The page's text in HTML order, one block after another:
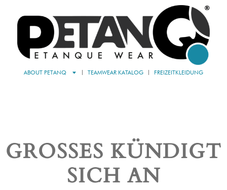
ABOUT PETANQ TEAMWEAR KATALOG FREIZEITKLEIDUNG
GROSSES KÜNDIGT S
ICH AN